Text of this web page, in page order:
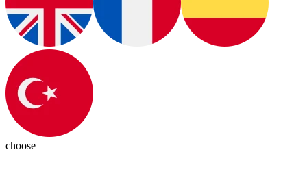
choose